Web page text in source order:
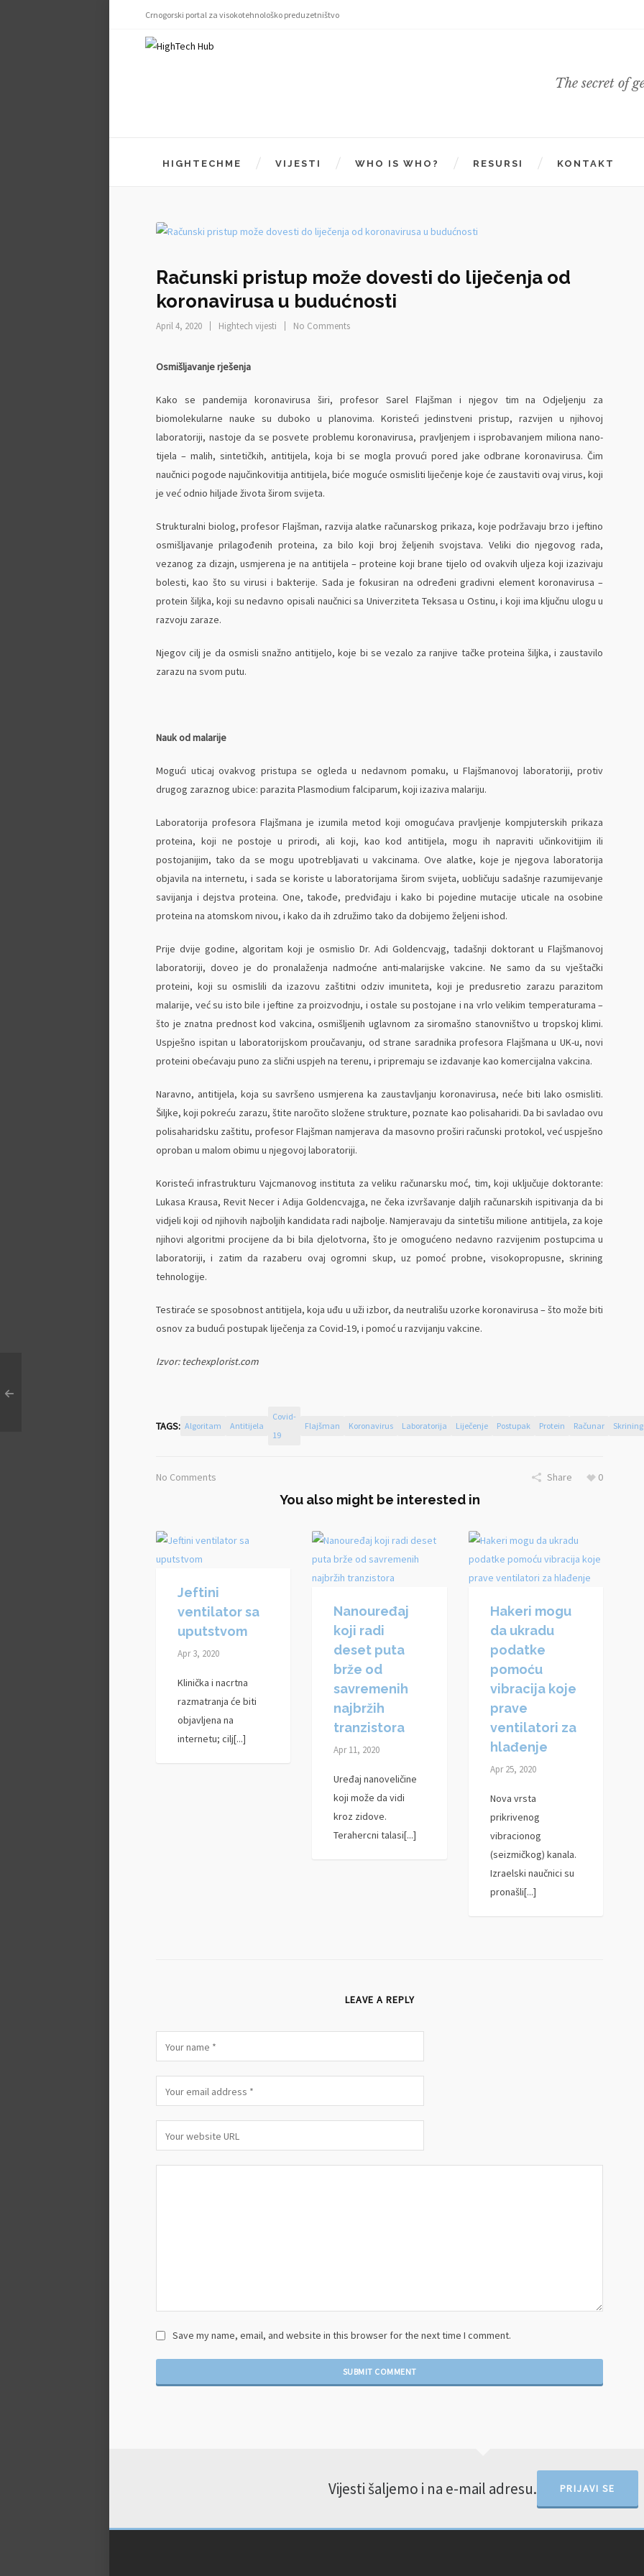
Crnogorski portal za visokotehnološko preduzetništvo
The secret of
HIGHTECHME VIJESTI WHO IS WHO? RESURSI KONTAKT
Računski pristup može dovesti do liječenja od
koronavirusa u budućnosti
April 4, 2020 Hightech vijesti No Comments
Osmišljavanje rješenja
Kako se pandemija koronavirusa širi, profesor Sarel Flajšman i njegov tim na Odjeljenju za
biomolekularne nauke su duboko u planovima. Koristeći jedinstveni pristup, razvijen u njihovoj
laboratoriji, nastoje da se posvete problemu koronavirusa, pravljenjem i isprobavanjem miliona nano-
tijela – malih, sintetičkih, antitijela, koja bi se mogla provući pored jake odbrane koronavirusa. Čim
naučnici pogode najučinkovitija antitijela, biće moguće osmisliti liječenje koje će zaustaviti ovaj virus, koji
je već odnio hiljade života širom svijeta.
Strukturalni biolog, profesor Flajšman, razvija alatke računarskog prikaza, koje podržavaju brzo i jeftino
osmišljavanje prilagođenih proteina, za bilo koji broj željenih svojstava. Veliki dio njegovog rada,
vezanog za dizajn, usmjerena je na antitijela – proteine koji brane tijelo od ovakvih uljeza koji izazivaju
bolesti, kao što su virusi i bakterije. Sada je fokusiran na određeni gradivni element koronavirusa –
protein šiljka, koji su nedavno opisali naučnici sa Univerziteta Teksasa u Ostinu, i koji ima ključnu ulogu u
razvoju zaraze.
Njegov cilj je da osmisli snažno antitijelo, koje bi se vezalo za ranjive tačke proteina šiljka, i zaustavilo
zarazu na svom putu.
Nauk od malarije
Mogući uticaj ovakvog pristupa se ogleda u nedavnom pomaku, u Flajšmanovoj laboratoriji, protiv
drugog zaraznog ubice: parazita Plasmodium falciparum, koji izaziva malariju.
Laboratorija profesora Flajšmana je izumila metod koji omogućava pravljenje kompjuterskih prikaza
proteina, koji ne postoje u prirodi, ali koji, kao kod antitijela, mogu ih napraviti učinkovitijim ili
postojanijim, tako da se mogu upotrebljavati u vakcinama. Ove alatke, koje je njegova laboratorija
objavila na internetu, i sada se koriste u laboratorijama širom svijeta, uobličuju sadašnje razumijevanje
savijanja i dejstva proteina. One, takođe, predviđaju i kako bi pojedine mutacije uticale na osobine
proteina na atomskom nivou, i kako da ih združimo tako da dobijemo željeni ishod.
Prije dvije godine, algoritam koji je osmislio Dr. Adi Goldencvajg, tadašnji doktorant u Flajšmanovoj
laboratoriji, doveo je do pronalaženja nadmoćne anti-malarijske vakcine. Ne samo da su vještački
proteini, koji su osmislili da izazovu zaštitni odziv imuniteta, koji je predusretio zarazu parazitom
malarije, već su isto bile i jeftine za proizvodnju, i ostale su postojane i na vrlo velikim temperaturama –
što je znatna prednost kod vakcina, osmišljenih uglavnom za siromašno stanovništvo u tropskoj klimi.
Uspješno ispitan u laboratorijskom proučavanju, od strane saradnika profesora Flajšmana u UK-u, novi
proteini obećavaju puno za slični uspjeh na terenu, i pripremaju se izdavanje kao komercijalna vakcina.
Naravno, antitijela, koja su savršeno usmjerena ka zaustavljanju koronavirusa, neće biti lako osmisliti.
Šiljke, koji pokreću zarazu, štite naročito složene strukture, poznate kao polisaharidi. Da bi savladao ovu
polisaharidsku zaštitu, profesor Flajšman namjerava da masovno proširi računski protokol, već uspješno
oproban u malom obimu u njegovoj laboratoriji.
Koristeći infrastrukturu Vajcmanovog instituta za veliku računarsku moć, tim, koji uključuje doktorante:
Lukasa Krausa, Revit Necer i Adija Goldencvajga, ne čeka izvršavanje daljih računarskih ispitivanja da bi
vidjeli koji od njihovih najboljih kandidata radi najbolje. Namjeravaju da sintetišu milione antitijela, za koje
njihovi algoritmi procijene da bi bila djelotvorna, što je omogućeno nedavno razvijenim postupcima u
laboratoriji, i zatim da razaberu ovaj ogromni skup, uz pomoć probne, visokopropusne, skrining
tehnologije.
Testiraće se sposobnost antitijela, koja uđu u uži izbor, da neutrališu uzorke koronavirusa – što može biti
osnov za budući postupak liječenja za Covid-19, i pomoć u razvijanju vakcine.
Izvor: techexplorist.com
TAGS: Algoritam Antitijela
Covid-
19
Flajšman Koronavirus Laboratorija Liječenje Postupak Protein Računar Skrining
No Comments Share 0
You also might be interested in
Jeftini
ventilator sa
uputstvom
Apr 3, 2020
Klinička i nacrtna
razmatranja će biti
objavljena na
internetu; cilj[...]
Nanouređaj
koji radi
deset puta
brže od
savremenih
najbržih
tranzistora
Apr 11, 2020
Uređaj nanoveličine
koji može da vidi
kroz zidove.
Terahercni talasi[...]
Hakeri mogu
da ukradu
podatke
pomoću
vibracija koje
prave
ventilatori za
hlađenje
Apr 25, 2020
Nova vrsta
prikrivenog
vibracionog
(seizmičkog) kanala.
Izraelski naučnici su
pronašli[...]
LEAVE A REPLY
Save my name, email, and website in this browser for the next time I comment.
Vijesti šaljemo i na e-mail adresu. PRIJAVI SE